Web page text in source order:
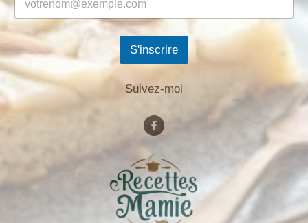
S'inscrire
Suivez-moi